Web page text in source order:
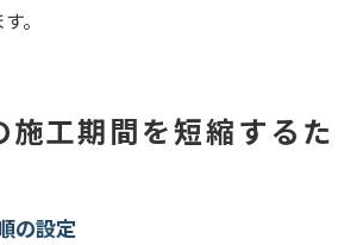
。
施工期間を短縮するた
の設定